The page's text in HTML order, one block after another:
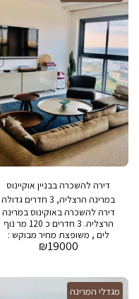
דירה להשכרה בבניין אוקיינוס
במרינה הרצליה, 3 חדרים גדולה
מאוד
דירה להשכרה באוקינוס במרינה
הרצליה. 3 חדרים כ 120 מר נוף
לים , משופצת מחיר מבוקש :
₪19000
מגדלי המרינה